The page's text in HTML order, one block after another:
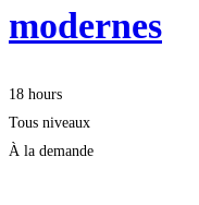
modernes
18 hours
Tous niveaux
À la demande